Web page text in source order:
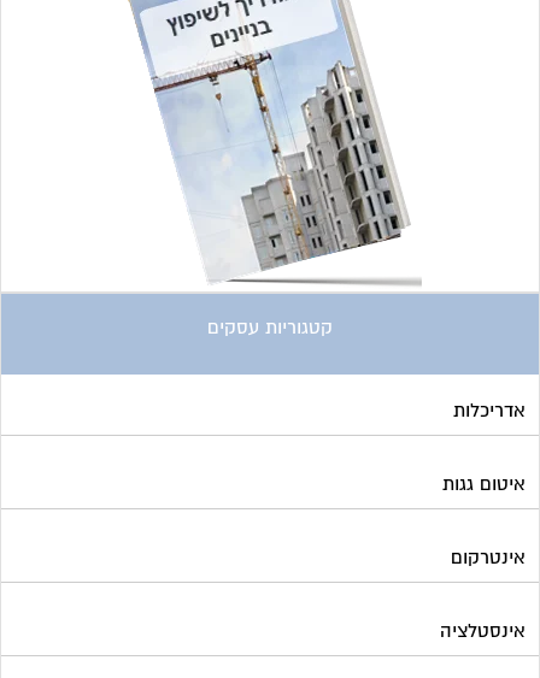
קטגוריות עסקים
אדריכלות
איטום גגות
אינטרקום
אינסטלציה